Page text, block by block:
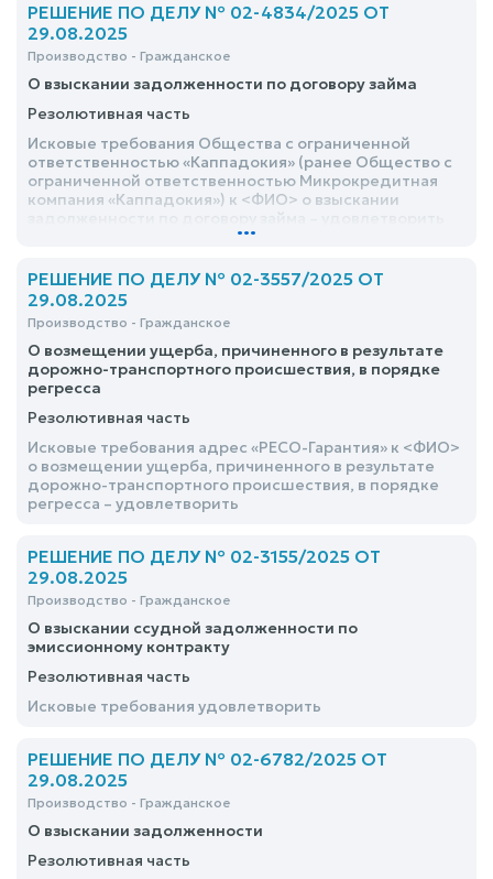
РЕШЕНИЕ ПО ДЕЛУ № 02-4834/2025 ОТ
29.08.2025
Производство - Гражданское
О взыскании задолженности по договору займа
Резолютивная часть
Исковые требования Общества с ограниченной
ответственностью «Каппадокия» (ранее Общество с
ограниченной ответственностью Микрокредитная
компания «Каппадокия») к <ФИО> о взыскании
...
РЕШЕНИЕ ПО ДЕЛУ № 02-3557/2025 ОТ
29.08.2025
Производство - Гражданское
О возмещении ущерба, причиненного в результате
дорожно-транспортного происшествия, в порядке
регресса
Резолютивная часть
Исковые требования адрес «РЕСО-Гарантия» к <ФИО>
о возмещении ущерба, причиненного в результате
дорожно-транспортного происшествия, в порядке
регресса – удовлетворить
РЕШЕНИЕ ПО ДЕЛУ № 02-3155/2025 ОТ
29.08.2025
Производство - Гражданское
О взыскании ссудной задолженности по
эмиссионному контракту
Резолютивная часть
Исковые требования удовлетворить
РЕШЕНИЕ ПО ДЕЛУ № 02-6782/2025 ОТ
29.08.2025
Производство - Гражданское
О взыскании задолженности
Резолютивная часть